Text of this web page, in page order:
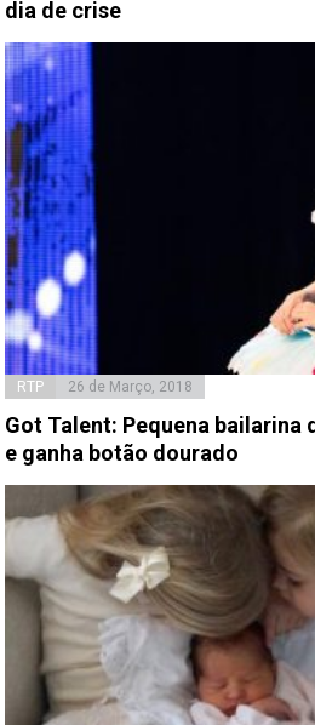
dia de crise
RTP 26 de Março, 2018
Got Talent: Pequena bailarina
e ganha botão dourado